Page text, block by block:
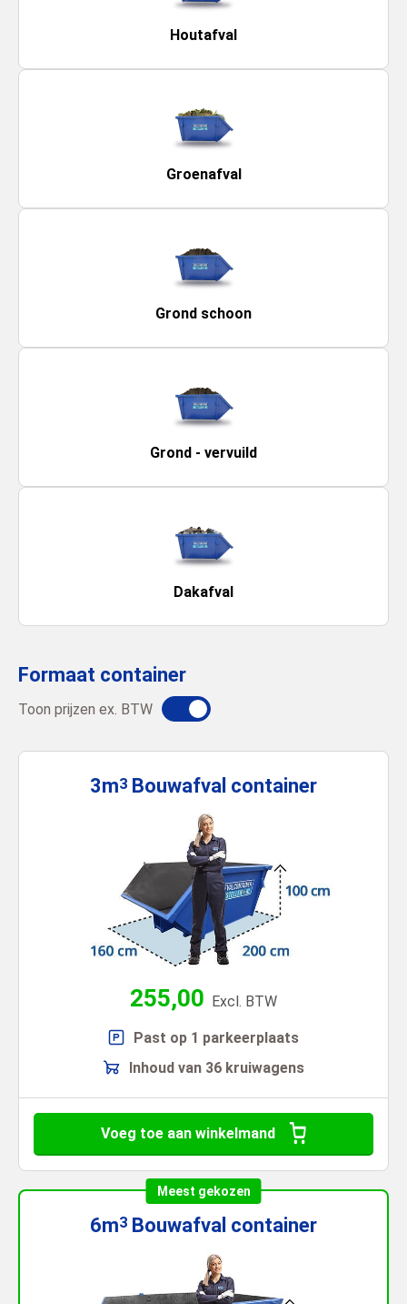
Houtafval
Groenafval
Grond schoon
Grond - vervuild
Dakafval
Formaat container
Toon prijzen ex. BTW
3m3 Bouwafval container
255,00 Excl. BTW
Past op 1 parkeerplaats
Inhoud van 36 kruiwagens
Voeg toe aan winkelmand
Meest gekozen
6m3 Bouwafval container